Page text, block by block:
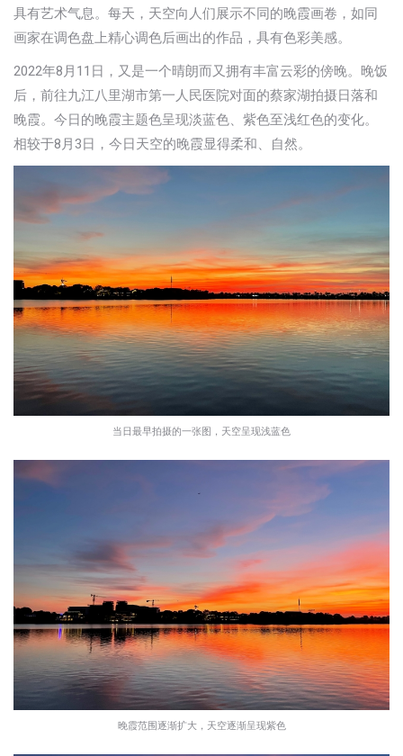
具有艺术气息。每天，天空向人们展示不同的晚霞画卷，如同
画家在调色盘上精心调色后画出的作品，具有色彩美感。
2022年8月11日，又是一个晴朗而又拥有丰富云彩的傍晚。晚饭
后，前往九江八里湖市第一人民医院对面的蔡家湖拍摄日落和
晚霞。今日的晚霞主题色呈现淡蓝色、紫色至浅红色的变化。
相较于8月3日，今日天空的晚霞显得柔和、自然。
当日最早拍摄的一张图，天空呈现浅蓝色
晚霞范围逐渐扩大，天空逐渐呈现紫色